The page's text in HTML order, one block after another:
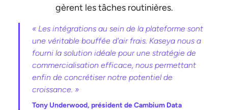
gèrent les tâches routinières.
« Les intégrations au sein de la plateforme sont
une véritable bouffée d'air frais. Kaseya nous a
fourni la solution idéale pour une stratégie de
commercialisation efficace, nous permettant
enfin de concrétiser notre potentiel de
croissance. »
Tony Underwood, président de Cambium Data